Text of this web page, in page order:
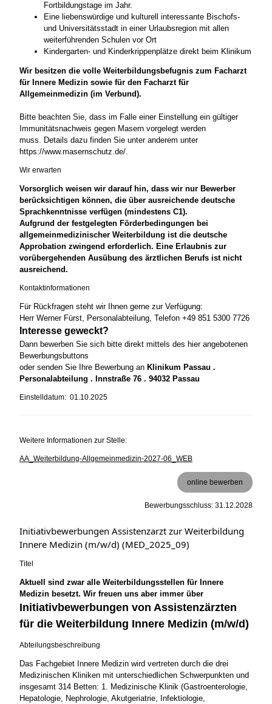
Fortbildungstage im Jahr.
Eine liebenswürdige und kulturell interessante Bischofs-
und Universitätsstadt in einer Urlaubsregion mit allen
weiterführenden Schulen vor Ort
Kindergarten- und Kinderkrippenplätze direkt beim Klinikum
Wir besitzen die volle Weiterbildungsbefugnis zum Facharzt
für Innere Medizin sowie für den Facharzt für
Allgemeinmedizin (im Verbund).
Bitte beachten Sie, dass im Falle einer Einstellung ein gültiger
Immunitätsnachweis gegen Masern vorgelegt werden
muss. Details dazu finden Sie unter anderem unter
https://www.masernschutz.de/.
Wir erwarten
Vorsorglich weisen wir darauf hin, dass wir nur Bewerber
berücksichtigen können, die über ausreichende deutsche
Sprachkenntnisse verfügen (mindestens C1).
Aufgrund der festgelegten Förderbedingungen bei
allgemeinmedizinischer Weiterbildung ist die deutsche
Approbation zwingend erforderlich. Eine Erlaubnis zur
vorübergehenden Ausübung des ärztlichen Berufs ist nicht
ausreichend.
Kontaktinformationen
Für Rückfragen steht wir Ihnen gerne zur Verfügung:
Herr Werner Fürst, Personalabteilung, Telefon +49 851 5300 7726
Interesse geweckt?
Dann bewerben Sie sich bitte direkt mittels des hier angebotenen
Bewerbungsbuttons
oder senden Sie Ihre Bewerbung an Klinikum Passau .
Personalabteilung . Innstraße 76 . 94032 Passau
Einstelldatum: 01.10.2025
Weitere Informationen zur Stelle:
AA_Weiterbildung-Allgemeinmedizin-2027-06_WEB
online bewerben
Bewerbungsschluss: 31.12.2028
Initiativbewerbungen Assistenzarzt zur Weiterbildung
Innere Medizin (m/w/d) (MED_2025_09)
Titel
Aktuell sind zwar alle Weiterbildungsstellen für Innere
Medizin besetzt. Wir freuen uns aber immer über
Initiativbewerbungen von Assistenzärzten
für die Weiterbildung Innere Medizin (m/w/d)
Abteilungsbeschreibung
Das Fachgebiet Innere Medizin wird vertreten durch die drei
Medizinischen Kliniken mit unterschiedlichen Schwerpunkten und
insgesamt 314 Betten: 1. Medizinische Klinik (Gastroenterologie,
Hepatologie, Nephrologie, Akutgeriatrie, Infektiologie,